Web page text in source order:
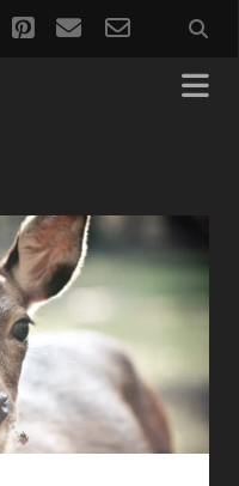
pinterest
emailemail-
form